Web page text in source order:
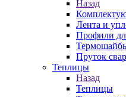
Назад
Лента и
Профили
Пруток
Теплицы
Назад
Теплицы